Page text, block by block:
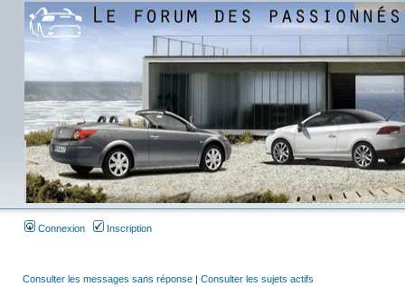
Connexion Inscription
Consulter les messages sans réponse | Consulter les sujets actifs